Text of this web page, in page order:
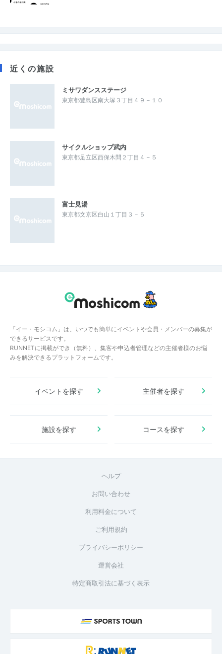
近くの施設
ミサワダンスステージ
東京都豊島区南大塚３丁目４９－１０
サイクルショップ武内
東京都足立区西保木間２丁目４－５
富士見湯
東京都文京区白山１丁目３－５
「イー・モシコム」は、いつでも簡単にイベントや会員・メンバーの募集が
できるサービスです。
RUNNETに掲載ができ（無料）、集客や申込者管理などの主催者様のお悩
みを解決できるプラットフォームです。
イベントを探す 主催者を探す
施設を探す コースを探す
ヘルプ
お問い合わせ
利用料金について
ご利用規約
プライバシーポリシー
運営会社
特定商取引法に基づく表示